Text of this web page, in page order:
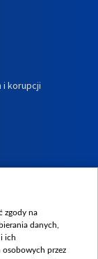
i korupcji
zgody na
danych,
ich
osobowych przez